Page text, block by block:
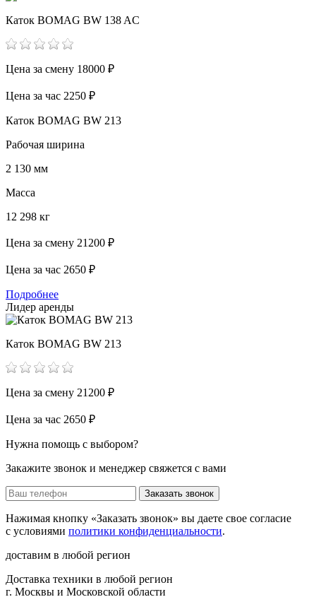
Каток BOMAG BW 138 AC
Цена за смену 18000 ₽
Цена за час 2250 ₽
Каток BOMAG BW 213
Рабочая ширина
2 130 мм
Масса
12 298 кг
Цена за смену 21200 ₽
Цена за час 2650 ₽
Подробнее
Лидер аренды
Каток BOMAG BW 213
Цена за смену 21200 ₽
Цена за час 2650 ₽
Нужна помощь с выбором?
Закажите звонок и менеджер свяжется с вами
Заказать звонок
Нажимая кнопку «Заказать звонок» вы даете свое согласие
с условиями политики конфиденциальности.
доставим в любой регион
Доставка техники в любой регион
г. Москвы и Московской области